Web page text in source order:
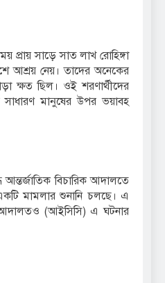
প্রায় সাড়ে সাত লাখ রোহিঙ্গা
আশ্রয় নেয়। তাদের অনেকের
ক্ষত ছিল। ওই শরণার্থীদের
সাধারণ মানুষের উপর ভয়াবহ
আন্তর্জাতিক বিচারিক আদালতে
মামলার শুনানি চলছে। এ
আদালতও (আইসিসি) এ ঘটনার